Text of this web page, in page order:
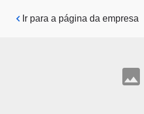
Pular para o conteúdo principal
Ir para a página da empresa